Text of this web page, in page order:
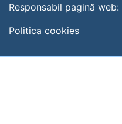
Responsabil pagină web:
Politica cookies